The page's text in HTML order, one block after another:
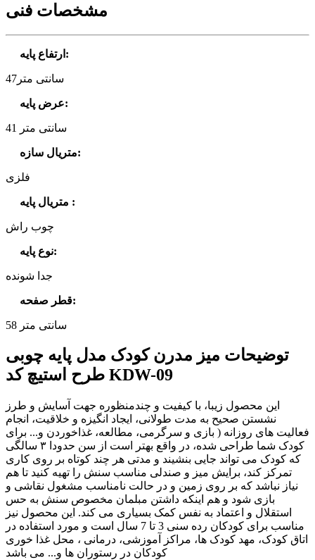
مشخصات فنی
ارتفاع پایه :
47سانتی متر
عرض پایه:
41 سانتی متر
متریال سازه:
فلزی
:
چوب راش
نوع پایه:
جدا شونده
قطر صفحه:
58 سانتی متر
توضیحات میز مدرن کودک مدل پایه چوبی
طرح استیچ کد KDW-09
این محصول زیبا، با کیفیت و چندمنظوره جهت آسایش و طرز
نشستن صحیح به مدت طولانی، ایجاد انگیزه و خلاقیت، انجام
فعالیت های روزانه ( بازی و سرگرمی، مطالعه، غذاخوردن و... برای
کودک شما طراحی شده، در واقع بهتر است از سن حدودا ۳ سالگی
که کودک می تواند جایی بنشیند و مدتی هر چند کوتاه بر روی کاری
تمرکز کند، برایش میز و صندلی مناسب سنش را تهیه کنید تا هم
نیاز نباشد که بر روی زمین و در حالت نامناسب مشغول نقاشی و
بازی شود و هم اینکه داشتن مبلمان مخصوص سنش به حس
استقلال و اعتماد به نفس کمک بسیاری می کند. این محصول نیز
مناسب برای کودکان رده سنی 3 تا 7 سال است و مورد استفاده در
اتاق کودک، مهد کودک ها، مراکز آموزشی، درمانی ، محل غذا خوری
کودکان در رستوران ها و... می باشد